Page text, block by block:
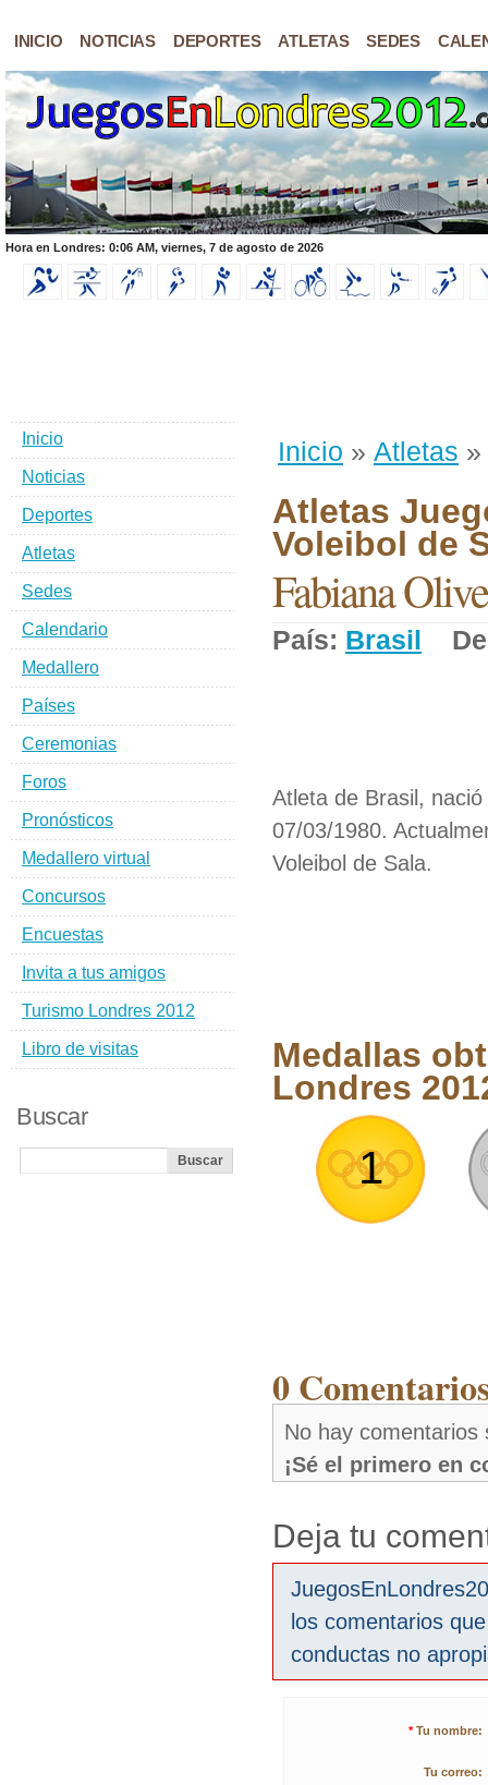
INICIO NOTICIAS DEPORTES ATLETAS SEDES
Hora en Londres: 0:06 AM, viernes, 7 de agosto de 2026
Inicio » Atletas »
Atletas
Voleibol de
Fabiana
País: Brasil
Atleta de Brasil,
07/03/1980.
Voleibol de Sala.
Medallas
Londres
1
0
No hay comentarios
¡Sé el primero en
Deja tu
los comentarios
conductas no
* Tu nombre:
Tu correo:
Inicio
Noticias
Deportes
Atletas
Sedes
Calendario
Medallero
Países
Ceremonias
Foros
Pronósticos
Medallero virtual
Concursos
Encuestas
Invita a tus amigos
Turismo Londres 2012
Libro de visitas
Buscar